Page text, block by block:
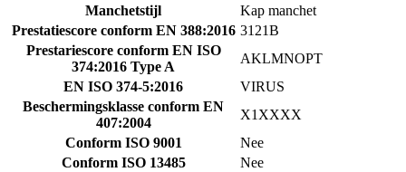
Manchetstijl
Kap manchet
Prestatiescore conform EN 388:2016 3121B
Prestariescore conform EN ISO
374:2016 Type A
AKLMNOPT
EN ISO 374-5:2016
VIRUS
Beschermingsklasse conform EN
407:2004
X1XXXX
Conform ISO 9001
Nee
Conform ISO 13485
Nee